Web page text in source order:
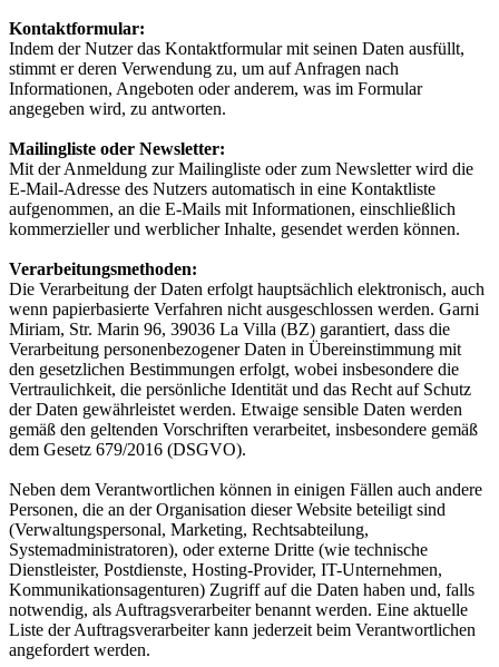
Kontaktformular:
Indem der Nutzer das Kontaktformular mit seinen Daten ausfüllt,
stimmt er deren Verwendung zu, um auf Anfragen nach
Informationen, Angeboten oder anderem, was im Formular
angegeben wird, zu antworten.
Mailingliste oder Newsletter:
Mit der Anmeldung zur Mailingliste oder zum Newsletter wird die
E-Mail-Adresse des Nutzers automatisch in eine Kontaktliste
aufgenommen, an die E-Mails mit Informationen, einschließlich
kommerzieller und werblicher Inhalte, gesendet werden können.
Verarbeitungsmethoden:
Die Verarbeitung der Daten erfolgt hauptsächlich elektronisch, auch
wenn papierbasierte Verfahren nicht ausgeschlossen werden. Garni
Miriam, Str. Marin 96, 39036 La Villa (BZ) garantiert, dass die
Verarbeitung personenbezogener Daten in Übereinstimmung mit
den gesetzlichen Bestimmungen erfolgt, wobei insbesondere die
Vertraulichkeit, die persönliche Identität und das Recht auf Schutz
der Daten gewährleistet werden. Etwaige sensible Daten werden
gemäß den geltenden Vorschriften verarbeitet, insbesondere gemäß
dem Gesetz 679/2016 (DSGVO).
Neben dem Verantwortlichen können in einigen Fällen auch andere
Personen, die an der Organisation dieser Website beteiligt sind
(Verwaltungspersonal, Marketing, Rechtsabteilung,
Systemadministratoren), oder externe Dritte (wie technische
Dienstleister, Postdienste, Hosting-Provider, IT-Unternehmen,
Kommunikationsagenturen) Zugriff auf die Daten haben und, falls
notwendig, als Auftragsverarbeiter benannt werden. Eine aktuelle
Liste der Auftragsverarbeiter kann jederzeit beim Verantwortlichen
angefordert werden.